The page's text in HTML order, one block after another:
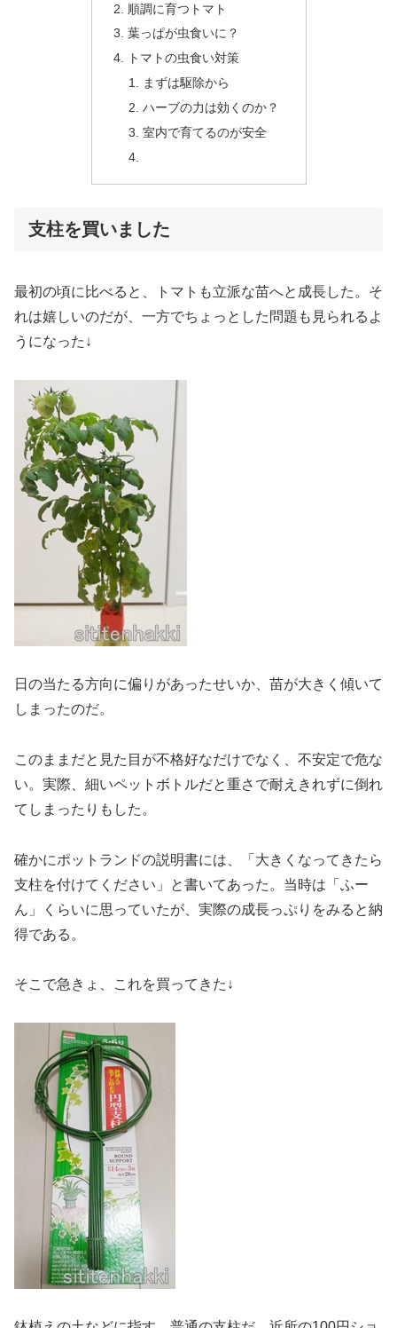
順調に育つトマト
葉っぱが虫食いに？
トマトの虫食い対策
まずは駆除から
ハーブの力は効くのか？
室内で育てるのが安全
支柱を買いました
最初の頃に比べると、トマトも立派な苗へと成長した。そ
れは嬉しいのだが、一方でちょっとした問題も見られるよ
うになった↓
日の当たる方向に偏りがあったせいか、苗が大きく傾いて
しまったのだ。
このままだと見た目が不格好なだけでなく、不安定で危な
い。実際、細いペットボトルだと重さで耐えきれずに倒れ
てしまったりもした。
確かにポットランドの説明書には、「大きくなってきたら
支柱を付けてください」と書いてあった。当時は「ふー
ん」くらいに思っていたが、実際の成長っぷりをみると納
得である。
そこで急きょ、これを買ってきた↓